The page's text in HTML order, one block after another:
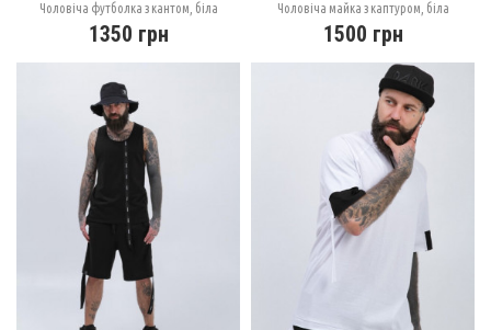
Чоловіча футболка з кантом, біла
1350 грн
Чоловіча майка з каптуром, біла
1500 грн